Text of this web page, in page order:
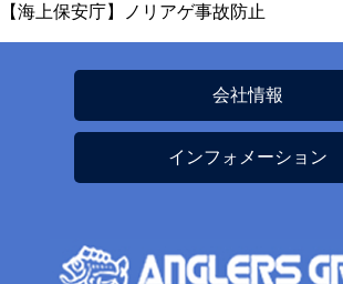
【海上保安庁】ノリアゲ事故防止
会社情報
インフォメーション